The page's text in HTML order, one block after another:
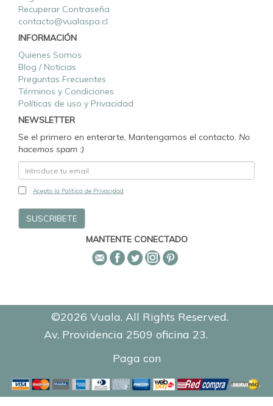
Recuperar Contraseña
contacto@vualaspa.cl
INFORMACIÓN
Quienes Somos
Blog / Noticias
Preguntas Frecuentes
Términos y Condiciones
Políticas de uso y Privacidad
NEWSLETTER
Se el primero en enterarte, Mantengamos el contacto. No
hacemos spam :)
Acepto la Política de Privacidad
MANTENTE CONECTADO
©2026 Vuala. All Rights Reserved.
Av. Providencia 2509 oficina 23.
Paga con